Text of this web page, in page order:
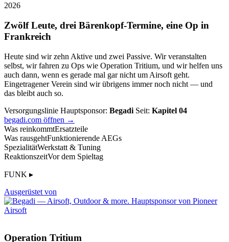
2026
Zwölf Leute, drei Bärenkopf-Termine, eine Op in
Frankreich
Heute sind wir zehn Aktive und zwei Passive. Wir veranstalten
selbst, wir fahren zu Ops wie Operation Tritium, und wir helfen uns
auch dann, wenn es gerade mal gar nicht um Airsoft geht.
Eingetragener Verein sind wir übrigens immer noch nicht — und
das bleibt auch so.
Versorgungslinie Hauptsponsor: Begadi Seit: Kapitel 04
begadi.com öffnen →
Was reinkommtErsatzteile
Was rausgehtFunktionierende AEGs
SpezialitätWerkstatt & Tuning
ReaktionszeitVor dem Spieltag
FUNK ▸
Ausgerüstet von
Operation Tritium